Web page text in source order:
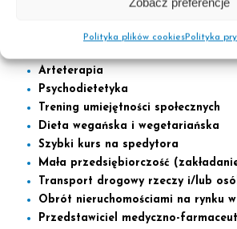
Polityka plików cookiesPolityka
Kinesiology taping
Arteterapia
Psychodietetyka
Trening umiejętności społecznych
Dieta wegańska i wegetariańska
Szybki kurs na spedytora
Mała przedsiębiorczość
Transport drogowy rzeczy i/lub
Obrót nieruchomościami na rynku
Przedstawiciel medyczno-